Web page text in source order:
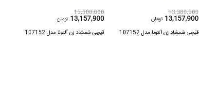
13,300,000
13,157,900 تومان
قيچي شمشاد زن آلتونا مدل 107152
13,300,000
13,157,900 تومان
قيچي شمشاد زن آلتونا مدل 107152